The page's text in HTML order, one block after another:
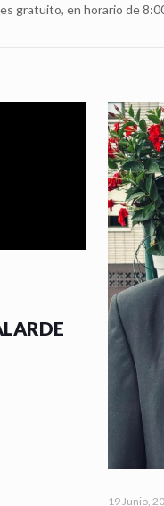
gratuito, en horario de
19 Junio,